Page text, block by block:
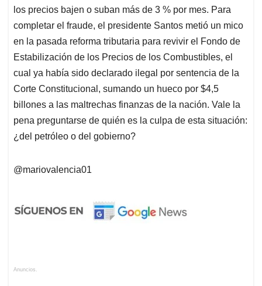
los precios bajen o suban más de 3 % por mes. Para
completar el fraude, el presidente Santos metió un mico
en la pasada reforma tributaria para revivir el Fondo de
Estabilización de los Precios de los Combustibles, el
cual ya había sido declarado ilegal por sentencia de la
Corte Constitucional, sumando un hueco por $4,5
billones a las maltrechas finanzas de la nación. Vale la
pena preguntarse de quién es la culpa de esta situación:
¿del petróleo o del gobierno?
@mariovalencia01
Anuncios.